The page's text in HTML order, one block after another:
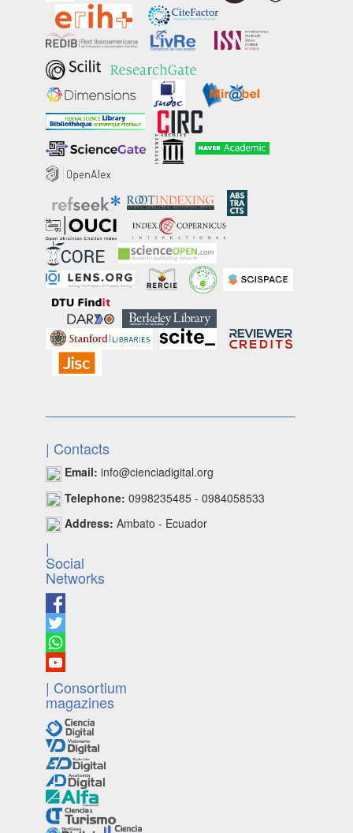
| Contacts
Email: info@cienciadigital.org
Telephone: 0998235485 - 0984058533
Address: Ambato - Ecuador
|
Social
Networks
| Consortium
magazines